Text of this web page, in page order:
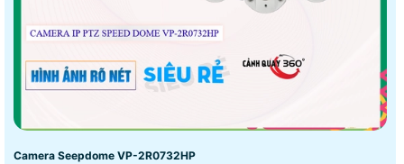
Camera Seepdome VP-2R0732HP